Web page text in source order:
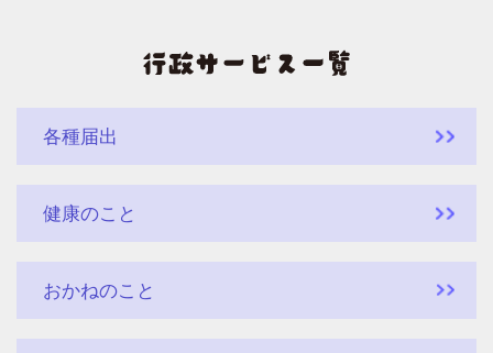
各種届出
健康のこと
おかねのこと